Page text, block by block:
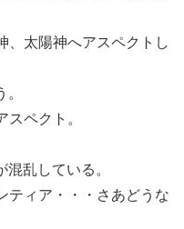
、太陽神へアスペクトし
ペクト。
乱している。
ティア・・・さあどうな